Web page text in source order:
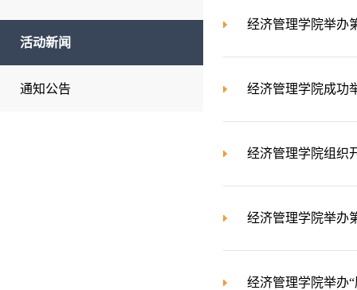
活动新闻
通知公告
经济管理学院举办
经济管理学院成功
经济管理学院组织
经济管理学院举办
经济管理学院举办